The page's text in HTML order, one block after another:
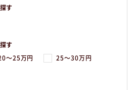
す
す
〜25万円 25〜30万円